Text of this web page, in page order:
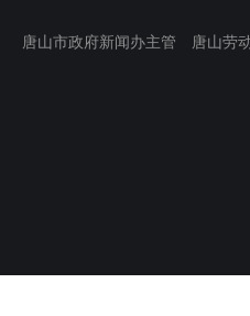
唐山市政府新闻办主管 唐山劳